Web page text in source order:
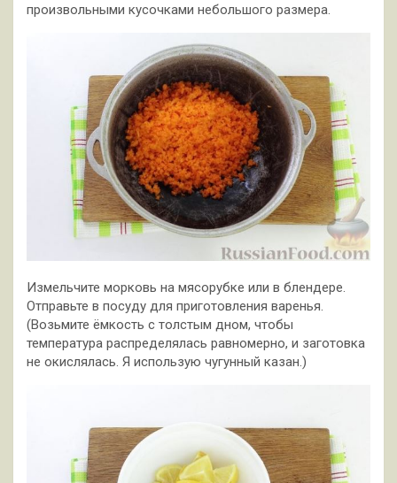
произвольными кусочками небольшого размера.
Измельчите морковь на мясорубке или в блендере.
Отправьте в посуду для приготовления варенья.
(Возьмите ёмкость с толстым дном, чтобы
температура распределялась равномерно, и заготовка
не окислялась. Я использую чугунный казан.)